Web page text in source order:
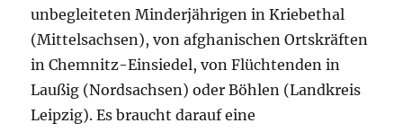
unbegleiteten Minderjährigen in Kriebethal
(Mittelsachsen), von afghanischen Ortskräften
in Chemnitz-Einsiedel, von Flüchtenden in
Laußig (Nordsachsen) oder Böhlen (Landkreis
Leipzig). Es braucht darauf eine